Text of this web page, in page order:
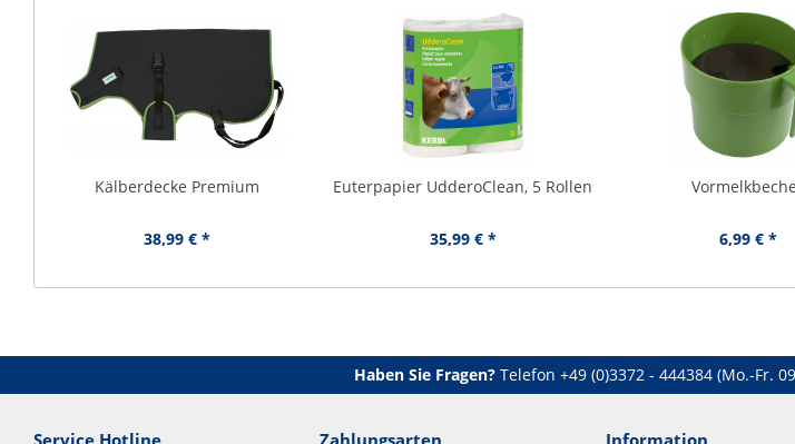
Kälberdecke Premium
38,99 € *
Euterpapier UdderoClean, 5 Rollen
35,99 € * 6,99 € *
Haben Sie Fragen? Telefon +49 (0)3372 - 444384 (Mo.-Fr.
Service Hotline Zahlungsarten Information